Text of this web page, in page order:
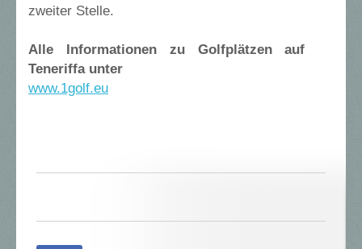
zweiter Stelle.
Alle Informationen zu Golfplätzen auf
Teneriffa unter
www.1golf.eu